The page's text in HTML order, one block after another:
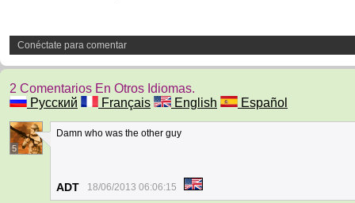
Conéctate para comentar
2 Comentarios En Otros Idiomas.
Русский
Français English Español
5
Damn who was the other guy
ADT 18/06/2013 06:06:15